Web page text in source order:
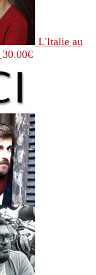
L'Italie au
30.00€